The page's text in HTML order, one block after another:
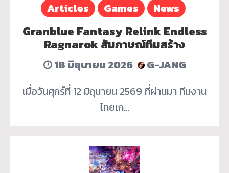
Articles Games News
Granblue Fantasy Relink Endless
Ragnarok สัมภาษณ์ทีมสร้าง
18 มิถุนายน 2026
G-JANG
เมื่อวันศุกร์ที่ 12 มิถุนายน 2569 ที่ผ่านมา ทีมงาน
ไทยเก…